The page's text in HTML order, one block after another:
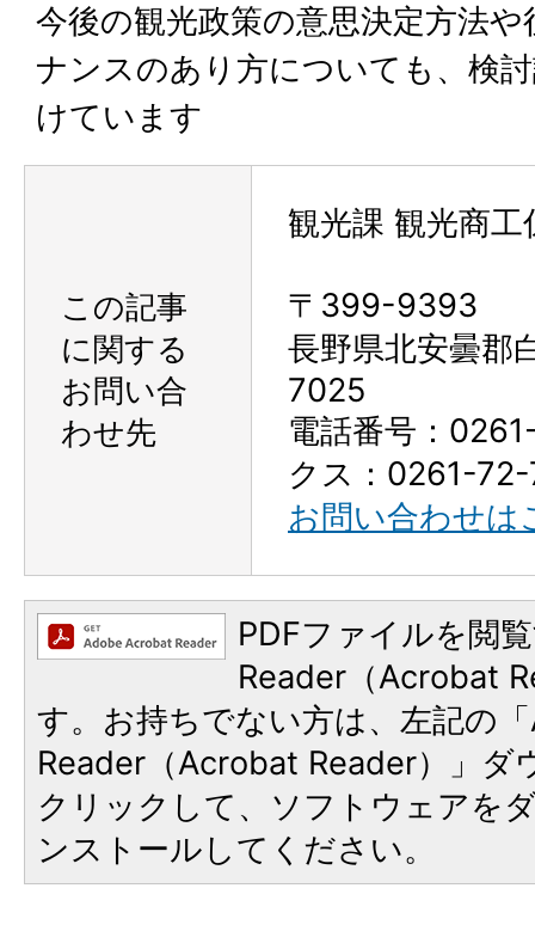
今後の観光政策の意思決定方法
ナンスのあり方についても、検
けています
この記事
に関する
お問い合
わせ先
観光課 観光商工
〒399-9393
長野県北安曇郡
7025
電話番号：
クス：0261-
お問い合わせは
PDFファイルを閲
Reader（Acrobat
す。お持ちでない方は、左記の
Reader（Acrobat Reader）」ダ
クリックして、ソフトウェアを
ンストールしてください。